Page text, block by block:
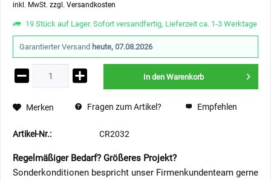
inkl. MwSt. zzgl. Versandkosten
19 Stück auf Lager. Sofort versandfertig, Lieferzeit ca. 1-3 Werktage
Garantierter Versand heute, 07.08.2026
In den Warenkorb
Merken Fragen zum Artikel? Empfehlen
Artikel-Nr.: CR2032
Regelmäßiger Bedarf? Größeres Projekt?
Sonderkonditionen bespricht unser Firmenkundenteam gerne